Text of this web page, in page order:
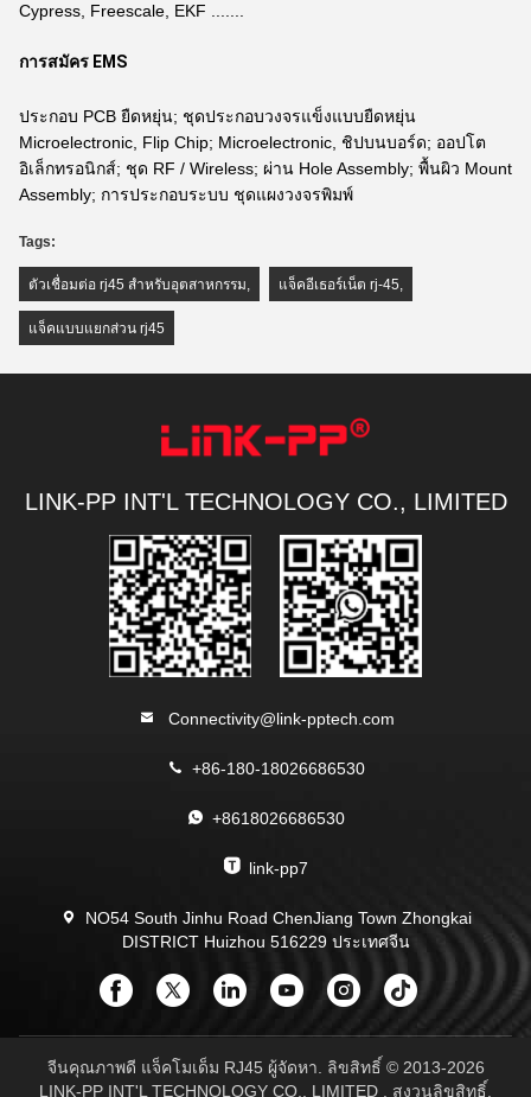
Cypress, Freescale, EKF .......
การสมัคร EMS
ประกอบ PCB ยืดหยุ่น; ชุดประกอบวงจรแข็งแบบยืดหยุ่น
Microelectronic, Flip Chip; Microelectronic, ชิปบนบอร์ด; ออปโต
อิเล็กทรอนิกส์; ชุด RF / Wireless; ผ่าน Hole Assembly; พื้นผิว Mount
Assembly; การประกอบระบบ ชุดแผงวงจรพิมพ์
Tags:
ตัวเชื่อมต่อ rj45 สำหรับอุตสาหกรรม, แจ็คอีเธอร์เน็ต rj-45,
แจ็คแบบแยกส่วน rj45
LINK-PP INT'L TECHNOLOGY CO., LIMITED
Connectivity@link-pptech.com
+86-180-18026686530
+8618026686530
link-pp7
NO54 South Jinhu Road ChenJiang Town Zhongkai
DISTRICT Huizhou 516229 ประเทศจีน
จีนคุณภาพดี แจ็คโมเด็ม RJ45 ผู้จัดหา. ลิขสิทธิ์ © 2013-2026
LINK-PP INT'L TECHNOLOGY CO., LIMITED . สงวนลิขสิทธิ์.